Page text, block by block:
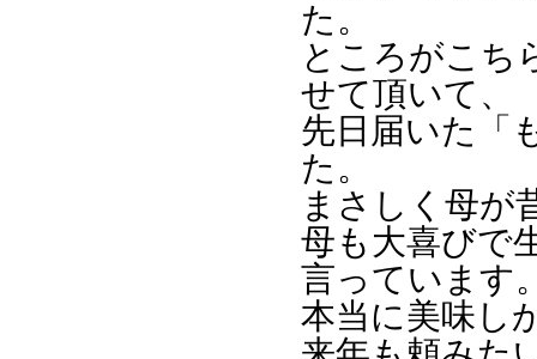
た。
ところがこち
せて頂いて、
先日届いた「
た。
まさしく母が
母も大喜びで
言っています
本当に美味し